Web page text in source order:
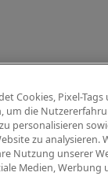
Cookies, Pixel-
um die
personalisieren
zu analysieren.
Nutzung unserer
Medien, Werbung